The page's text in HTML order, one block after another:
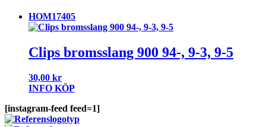
HOM17405
Clips bromsslang 900 94-, 9-3, 9-5
30,00 kr
INFO KÖP
[instagram-feed feed=1]